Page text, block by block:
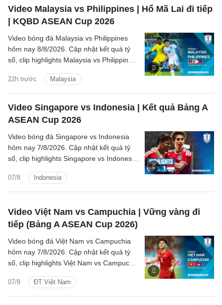
Video Malaysia vs Philippines | Hổ Mã Lai đi tiếp
| KQBD ASEAN Cup 2026
22h trước Malaysia
Video bóng đá Malaysia vs Philippines
hôm nay 8/8/2026. Cập nhật kết quả tỷ
số, clip highlights Malaysia vs Philippines
huống trên sân.
Video Singapore vs Indonesia | Kết quả Bảng A
ASEAN Cup 2026
07/8 Indonesia
Video bóng đá Singapore vs Indonesia
hôm nay 7/8/2026. Cập nhật kết quả tỷ
số, clip highlights Singapore vs Indonesia
huống trên sân.
Video Việt Nam vs Campuchia | Vững vàng đi
tiếp (Bảng A ASEAN Cup 2026)
07/8 ĐT Việt Nam
Video bóng đá Việt Nam vs Campuchia
hôm nay 7/8/2026. Cập nhật kết quả tỷ
số, clip highlights Việt Nam vs Campuchia
huống trên sân.